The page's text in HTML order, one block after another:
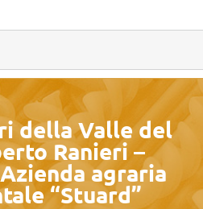
della Valle del
Ranieri –
agraria
“Stuard”